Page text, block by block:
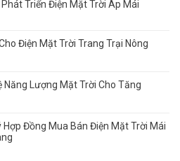
Triển Điện Mặt Trời Áp Mái
Điện Mặt Trời Trang Trại Nông
Năng Lượng Mặt Trời Cho Tăng
Hợp Đồng Mua Bán Điện Mặt Trời Mái